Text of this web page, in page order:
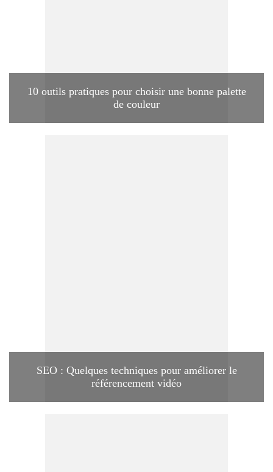
10 outils pratiques pour choisir une bonne palette
de couleur
SEO : Quelques techniques pour améliorer le
référencement vidéo